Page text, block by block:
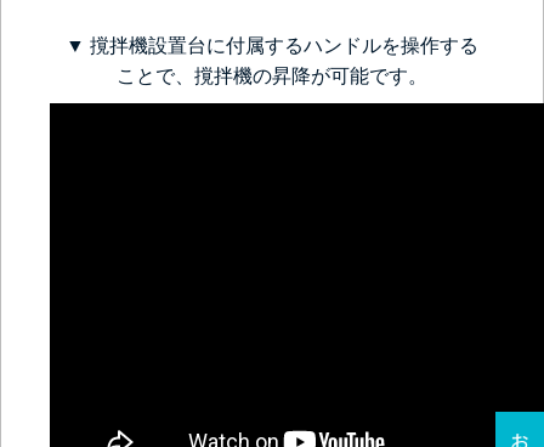
▼ 撹拌機設置台に付属するハンドルを操作する
ことで、撹拌機の昇降が可能です。